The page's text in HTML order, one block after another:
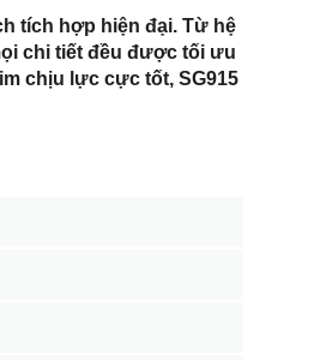
tích hợp hiện đại. Từ hệ
chi tiết đều được tối ưu
chịu lực cực tốt, SG915